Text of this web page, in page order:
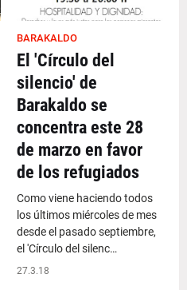
BARAKALDO
El 'Círculo del
silencio' de
Barakaldo se
concentra este 28
de marzo en favor
de los refugiados
Como viene haciendo todos
los últimos miércoles de mes
desde el pasado septiembre,
el 'Círculo del silenc…
27.3.18